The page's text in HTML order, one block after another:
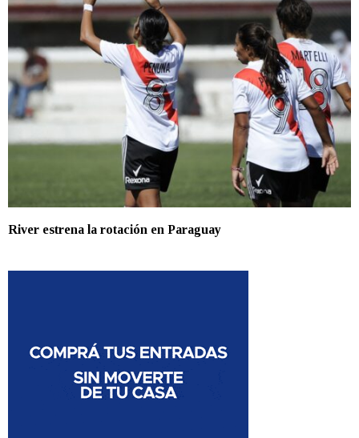
River estrena la rotación en Paraguay